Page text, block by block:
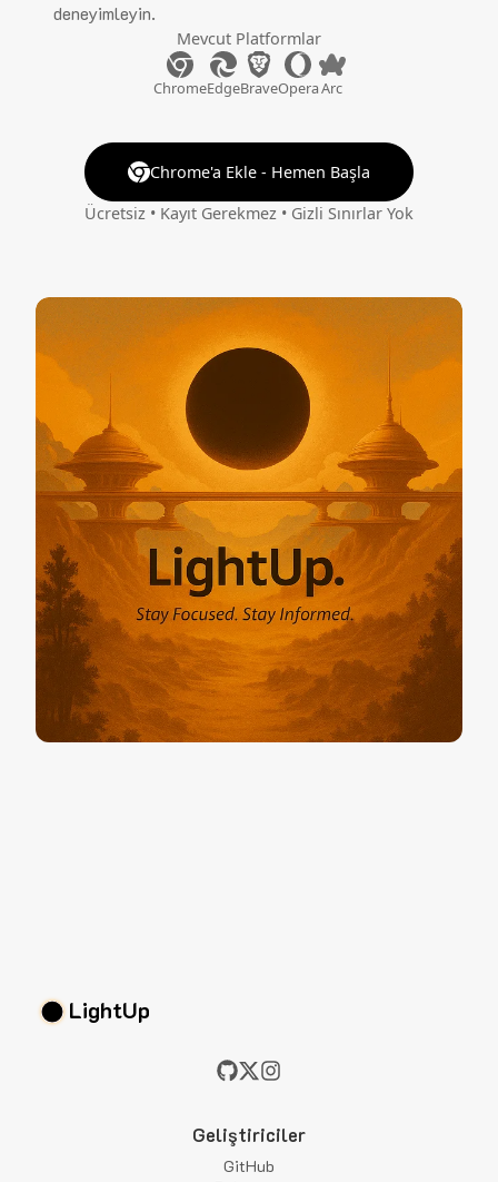
deneyimleyin.
Mevcut Platformlar
ChromeEdgeBraveOperaArc
Chrome'a Ekle - Hemen Başla
Ücretsiz • Kayıt Gerekmez • Gizli Sınırlar Yok
LightUp
Geliştiriciler
GitHub